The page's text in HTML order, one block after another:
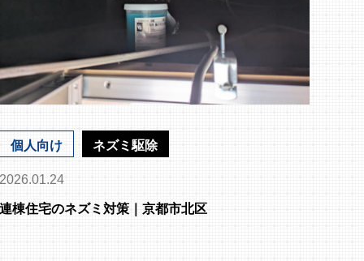
個人向け ネズミ駆除
2026.01.24
連棟住宅のネズミ対策｜京都市北区